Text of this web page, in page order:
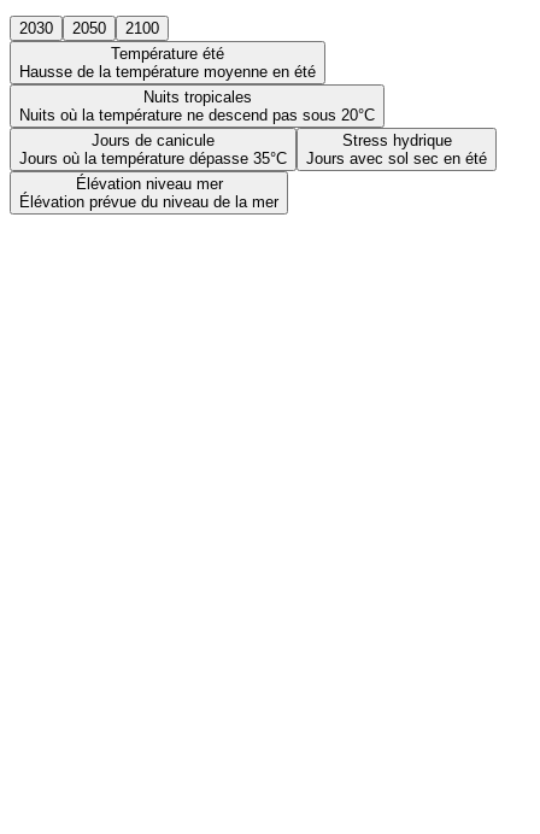
2030 2050
2100
Température été
Hausse de la température moyenne en été
Nuits tropicales
Nuits où la température ne descend pas sous 20°C
Jours de canicule
Jours où la température dépasse 35°C
Stress hydrique
Jours avec sol sec en été
Élévation niveau mer
Élévation prévue du niveau de la mer